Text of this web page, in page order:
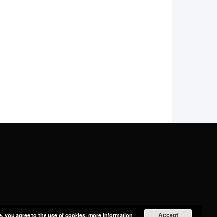
you agree to the use of cookies. more information Accept